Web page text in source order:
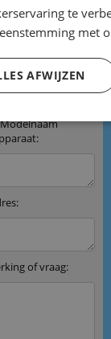
te
met
AFWIJZEN